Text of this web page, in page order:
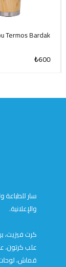
Termos Bardak
₺600
سار للطباعة
والإعلانية.
كرت فيزيت،
علب كرتون،
قماش، لوحات